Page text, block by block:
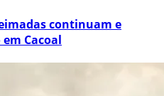
continuam e
Cacoal